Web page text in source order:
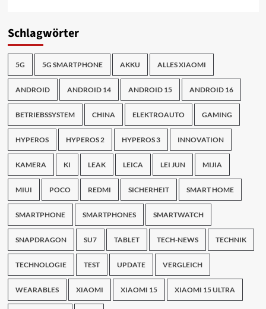
Schlagwörter
5G 5G SMARTPHONE AKKU ALLES XIAOMI
ANDROID ANDROID 14 ANDROID 15 ANDROID 16
BETRIEBSSYSTEM CHINA ELEKTROAUTO GAMING
HYPEROS HYPEROS 2 HYPEROS 3 INNOVATION
KAMERA KI LEAK LEICA LEI JUN MIJIA
MIUI POCO REDMI SICHERHEIT SMART HOME
SMARTPHONE SMARTPHONES SMARTWATCH
SNAPDRAGON SU7 TABLET TECH-NEWS TECHNIK
TECHNOLOGIE TEST UPDATE VERGLEICH
WEARABLES XIAOMI XIAOMI 15 XIAOMI 15 ULTRA